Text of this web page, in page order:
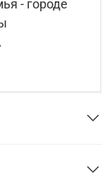
- городе